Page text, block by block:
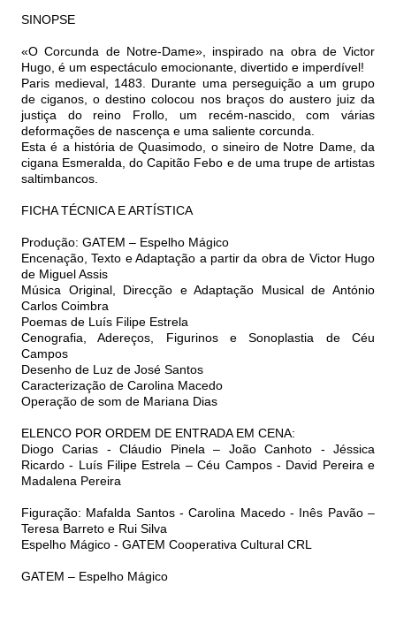
SINOPSE
«O Corcunda de Notre-Dame», inspirado na obra de Victor
Hugo, é um espectáculo emocionante, divertido e imperdível!
Paris medieval, 1483. Durante uma perseguição a um grupo
de ciganos, o destino colocou nos braços do austero juiz da
justiça do reino Frollo, um recém-nascido, com várias
deformações de nascença e uma saliente corcunda.
Esta é a história de Quasimodo, o sineiro de Notre Dame, da
cigana Esmeralda, do Capitão Febo e de uma trupe de artistas
saltimbancos.
FICHA TÉCNICA E ARTÍSTICA
Produção: GATEM – Espelho Mágico
Encenação, Texto e Adaptação a partir da obra de Victor Hugo
de Miguel Assis
Música Original, Direcção e Adaptação Musical de António
Carlos Coimbra
Poemas de Luís Filipe Estrela
Cenografia, Adereços, Figurinos e Sonoplastia de Céu
Campos
Desenho de Luz de José Santos
Caracterização de Carolina Macedo
Operação de som de Mariana Dias
ELENCO POR ORDEM DE ENTRADA EM CENA:
Diogo Carias - Cláudio Pinela – João Canhoto - Jéssica
Ricardo - Luís Filipe Estrela – Céu Campos - David Pereira e
Madalena Pereira
Figuração: Mafalda Santos - Carolina Macedo - Inês Pavão –
Teresa Barreto e Rui Silva
Espelho Mágico - GATEM Cooperativa Cultural CRL
GATEM – Espelho Mágico